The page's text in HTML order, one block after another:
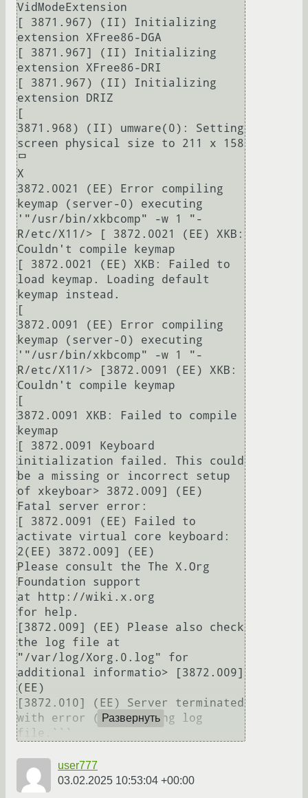
VidModeExtension
[ 3871.967) (II) Initializing
extension XFree86-DGA
[ 3871.967] (II) Initializing
extension XFree86-DRI
[ 3871.967) (II) Initializing
extension DRIZ
[
3871.968) (II) umware(0): Setting
screen physical size to 211 x 158
ᄆ
X
3872.0021 (EE) Error compiling
keymap (server-0) executing
'"/usr/bin/xkbcomp" -w 1 "-
R/etc/X11/> [ 3872.0021 (EE) XKB:
Couldn't compile keymap
[ 3872.0021 (EE) XKB: Failed to
load keymap. Loading default
keymap instead.
[
3872.0091 (EE) Error compiling
keymap (server-0) executing
'"/usr/bin/xkbcomp" -w 1 "-
R/etc/X11/> [3872.0091 (EE) XKB:
Couldn't compile keymap
[
3872.0091 XKB: Failed to compile
keymap
[ 3872.0091 Keyboard
initialization failed. This could
be a missing or incorrect setup
of xkeyboar> 3872.009] (EE)
Fatal server error:
[ 3872.0091 (EE) Failed to
activate virtual core keyboard:
2(EE) 3872.009] (EE)
Please consult the The X.Org
Foundation support
at http://wiki.x.org
for help.
[3872.009] (EE) Please also check
the log file at
"/var/log/Xorg.0.log" for
additional informatio> [3872.009]
(EE)
[3872.010] (EE) Server terminated
with error (1). Closing log
Развернуть
user777
03.02.2025 10:53:04 +00:00